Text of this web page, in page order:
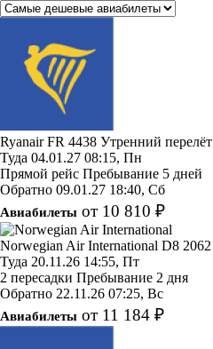
RyanairFR 4438 Утренний перелёт
Туда 04.01.27 08:15, Пн
Прямой рейс Пребывание 5 дней
Обратно 09.01.27 18:40, Сб
Авиабилеты от 10 810 ₽
Norwegian Air International D8 2062
Туда 20.11.26 14:55, Пт
2 пересадки Пребывание 2 дня
Обратно 22.11.26 07:25, Вс
Авиабилеты от 11 184 ₽